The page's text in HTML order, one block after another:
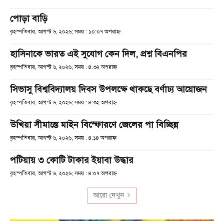
পোড়া বাড়ি
বৃহস্পতিবার, আগস্ট ৬, ২০২৬; সময় : ১০:০৭ অপরাহ্ণ
হাসিনাকে ভারত এই সুযোগ কেন দিল, প্রশ্ন বিএনপির
বৃহস্পতিবার, আগস্ট ৬, ২০২৬; সময় : ৪:৩২ অপরাহ্ণ
সিভাসু বিশ্ববিদ্যালয় দিবস উপলক্ষে থাকছে বর্ণাঢ্য আয়োজন
বৃহস্পতিবার, আগস্ট ৬, ২০২৬; সময় : ৪:৩২ অপরাহ্ণ
উখিয়া সীমান্তে মাইন বিস্ফোরণে জেলের পা বিচ্ছিন্ন
বৃহস্পতিবার, আগস্ট ৬, ২০২৬; সময় : ৪:১৪ অপরাহ্ণ
পটিয়ায় ৩ কোটি টাকার ইয়াবা উদ্ধার
বৃহস্পতিবার, আগস্ট ৬, ২০২৬; সময় : ৪:০৭ অপরাহ্ণ
আরো দেখুন